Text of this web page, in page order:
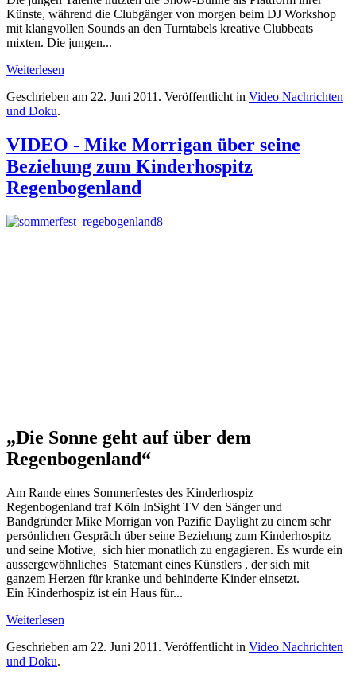
Künste, während die Clubgänger von morgen beim DJ Workshop
mit klangvollen Sounds an den Turntabels kreative Clubbeats
mixten. Die jungen...
Weiterlesen
Geschrieben am 22. Juni 2011 . Veröffentlicht in Video Nachrichten
und Doku.
VIDEO - Mike Morrigan über seine
Beziehung zum Kinderhospitz
Regenbogenland
„Die Sonne geht auf über dem
Regenbogenland“
Am Rande eines Sommerfestes des Kinderhospiz
Regenbogenland traf Köln InSight TV den Sänger und
Bandgründer Mike Morrigan von Pazific Daylight zu einem sehr
persönlichen Gespräch über seine Beziehung zum Kinderhospitz
und seine Motive, sich hier monatlich zu engagieren. Es wurde ein
aussergewöhnliches Statemant eines Künstlers , der sich mit
ganzem Herzen für kranke und behinderte Kinder einsetzt.
Ein Kinderhospiz ist ein Haus für...
Weiterlesen
Geschrieben am 22. Juni 2011 . Veröffentlicht in Video Nachrichten
und Doku.